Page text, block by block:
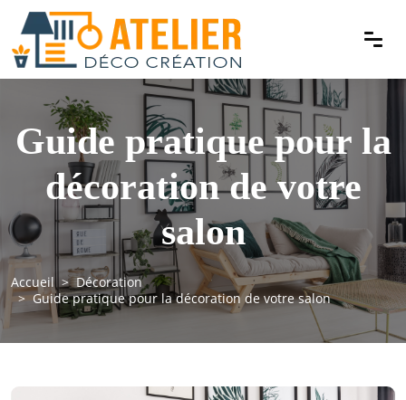
Guide pratique pour la
décoration de votre
salon
Accueil
Décoration
Guide pratique pour la décoration de votre salon